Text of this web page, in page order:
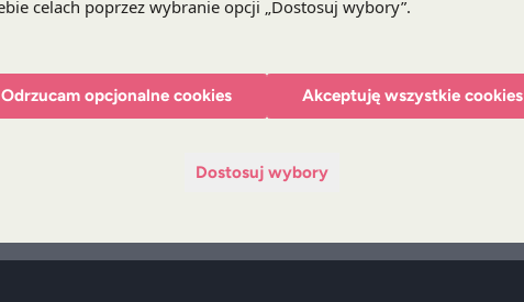
Odrzucam opcjonalne cookies Akceptuję wszystkie cookies
Dostosuj wybory